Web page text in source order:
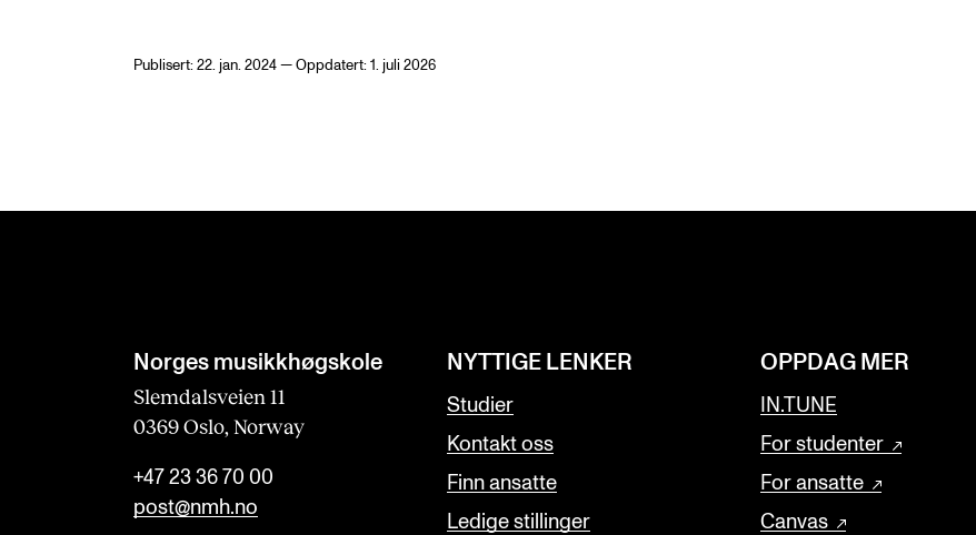
Publisert: 22. jan. 2024 — Oppdatert: 1. juli 2026
Norges musikk­høgskole
Slemdalsveien 11
0369 Oslo, Norway
+47 23 36 70 00
post@nmh.no
NYTTIGE LENKER
Studier
Kontakt oss
Finn ansatte
Ledige stillinger
OPPDAG MER
IN.TUNE
For studenter
For ansatte
Canvas